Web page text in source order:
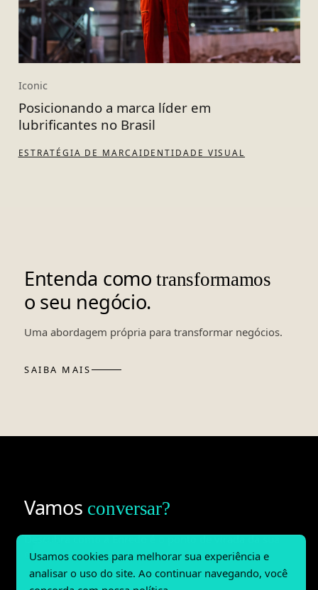
Iconic
Posicionando a marca líder em
lubrificantes no Brasil
ESTRATÉGIA DE MARCAIDENTIDADE VISUAL
Entenda comotransformamos
o seu negócio.
Uma abordagem própria para transformar negócios.
SAIBA MAIS
Vamos conversar?
Descubra como a Enredo é o ponto de virada da sua
empresa.
Usamos cookies para melhorar sua experiência e
analisar o uso do site. Ao continuar navegando, você